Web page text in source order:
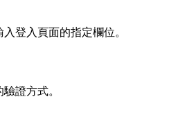
登入頁面的指定欄位。
證方式。